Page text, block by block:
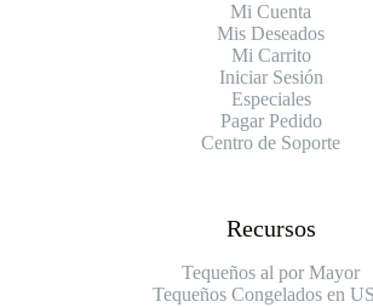
Mi Cuenta
Mis Deseados
Mi Carrito
Iniciar Sesión
Especiales
Pagar Pedido
Centro de Soporte
Recursos
Tequeños al por Mayor
Tequeños Congelados en